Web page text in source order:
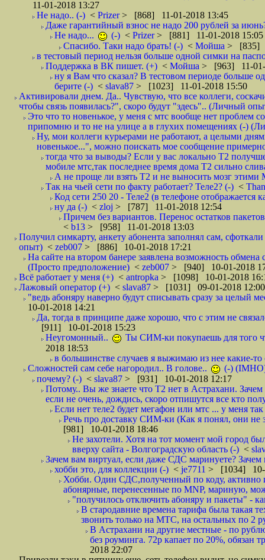
11-01-2018 13:27
Не надо.. (-) < Prizer> [868] 11-01-2018 13:45
Даже гарантийный взнос не надо 200 рублей за
Не надо...
(-) < Prizer> [881] 11-01-2018 15:05
Спасибо. Таки надо брать! (-) < Мойша > [835]
в тестовый период нельзя больше одной симки на
Поддержка в ВК пишет. (+) < Мойша > [963] 11-01-
ну я Вам что сказал? В тестовом периоде больше
берите (-) < slava87 > [1023] 11-01-2018 15:50
Активировали днем. Да.. Чувствую, что все коллеги,
чтобы связь появилась?", скоро будут "здесь".. (Личный
Это что то новенькое, у меня с мтс вообще нет проблем
припомню и то не на улице а в глухих помещениях (-)
Ну, мои коллеги курьерами не работают, а целыми
новенькое...", можно поискать мое сообщение
тогда что за выводы? Если у вас локально Т2
мобиле мтс,так последнее время дома Т2 сильно
А не проще ли взять Т2 и не выносить мозг
Так на чьей сети по факту работает? Теле2? (-) <
Код сети 250 20 - Теле2 (в телефоне отображается
ну да (-) < zloj > [787] 11-01-2018 12:54
Причем без вариантов. Перенос остатков
< b13 > [958] 11-01-2018 13:03
Получил симкарту, анкету абонента заполнял сам,
опыт) < zeb007 > [886] 10-01-2018 17:21
На сайте на втором банере заявлена возможность
(Просто предположение) < zeb007 > [940] 10-01-2018
Всё работает у меня (+) < antropka > [1098] 10-01-2018
Лажовый оператор (+) < slava87 > [1031] 09-01-2018 12:00
"ведь абоняру наверно будут списывать сразу за целый
10-01-2018 14:21
Да, тогда в принципе даже хорошо, что с этим не
[911] 10-01-2018 15:23
Неугомонный..
Ты СИМ-ки покупаешь для того
2018 18:53
в большинстве случаев я выжимаю из нее какие-то
Сложностей сам себе нагородил.. В голове..
(-)
почему? (-) < slava87 > [931] 10-01-2018 12:17
Потому.. Вы же знаете что Т2 нет в Астрахани.
если не очень, дождись, скоро отпишутся все кто
Если нет теле2 будет мегафон или мтс ... у меня
Речь про доставку СИМ-ки (Как я понял, они не
[981] 10-01-2018 18:46
Не захотели. Хотя на тот момент мой город
вверху сайта - Волгоградскую область (-) <
Зачем вам виртуал, если даже СДС маринуете?
хобби это, для коллекции (-) < je7711 > [1034] 10-
Хобби. Один СДС,полученный по коду, активно
абонярные, перенесенные по MNP, мариную,
"получилось отключить абоняру и пакеты" -
В стародавние времена тарифа была такая
звонить только на МТС, на остальных по 2
В Астрахани на другие местные - по
без роуминга. 72р капает по 20%, обязан
2018 22:07